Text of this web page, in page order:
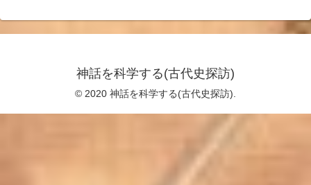
神話を科学する(古代史探訪)
© 2020 神話を科学する(古代史探訪).